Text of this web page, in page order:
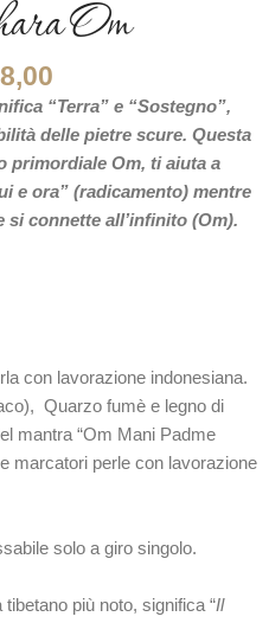
Om
“Terra” e “Sostegno”,
delle pietre scure. Questa
primordiale Om, ti aiuta a
e ora” (radicamento) mentre
connette all’infinito (Om).
con lavorazione indonesiana.
Quarzo fumè e legno di
mantra “Om Mani Padme
marcatori perle con lavorazione
solo a giro singolo.
tibetano più noto, significa “Il